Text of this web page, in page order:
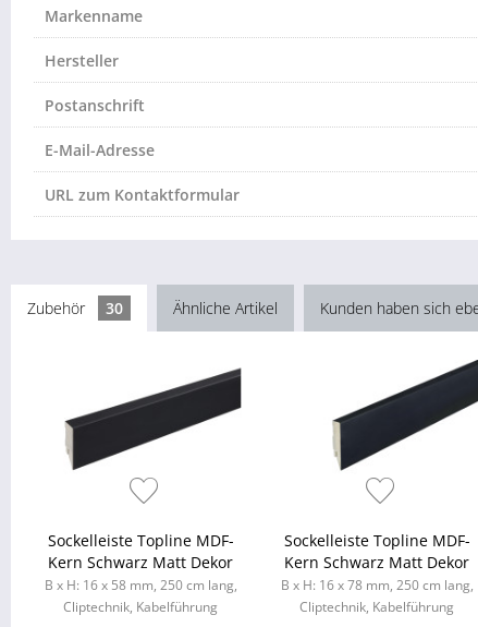
Markenname
Hersteller
Postanschrift
E-Mail-Adresse
URL zum Kontaktformular
Zubehör 30 Ähnliche Artikel Kunden haben sich
Sockelleiste Topline MDF-
Kern Schwarz Matt Dekor
B x H: 16 x 58 mm, 250 cm lang,
Cliptechnik, Kabelführung
Sockelleiste Topline MDF-
Kern Schwarz Matt Dekor
B x H: 16 x 78 mm, 250 cm lang,
Cliptechnik, Kabelführung